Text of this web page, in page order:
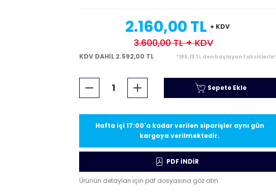
2.160,00 TL + KDV
3.600,00 TL+ KDV
KDV DAHİL 2.592,00 TL *195,13 TL den başlayan taksitlerle!
Sepete Ekle
Hafta içi 17:00'a kadar verilen siparişler aynı gün
kargoya verilmektedir.
PDF İNDİR
Ürünün detayları için pdf dosyasına göz atın.